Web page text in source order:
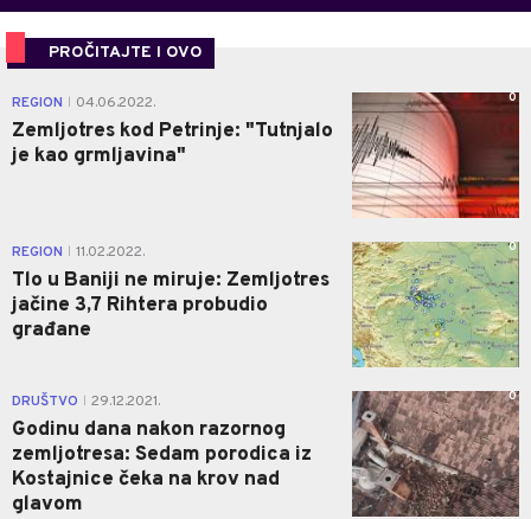
PROČITAJTE I OVO
REGION 04.06.2022.
Zemljotres kod Petrinje: "Tutnjalo
je kao grmljavina"
0
REGION 11.02.2022.
Tlo u Baniji ne miruje: Zemljotres
jačine 3,7 Rihtera probudio
građane
0
DRUŠTVO 29.12.2021.
Godinu dana nakon razornog
zemljotresa: Sedam porodica iz
Kostajnice čeka na krov nad
glavom
0